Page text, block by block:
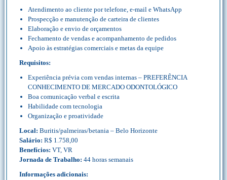
Atendimento ao cliente por telefone, e-mail e WhatsApp
Prospecção e manutenção de carteira de clientes
Elaboração e envio de orçamentos
Fechamento de vendas e acompanhamento de pedidos
Apoio às estratégias comerciais e metas da equipe
Requisitos:
Experiência prévia com vendas internas – PREFERÊNCIA
CONHECIMENTO DE MERCADO ODONTOLÓGICO
Boa comunicação verbal e escrita
Habilidade com tecnologia
Organização e proatividade
Local: Buritis/palmeiras/betania – Belo Horizonte
Salário: R$ 1.758,00
Benefícios: VT, VR
Jornada de Trabalho: 44 horas semanais
Informações adicionais: